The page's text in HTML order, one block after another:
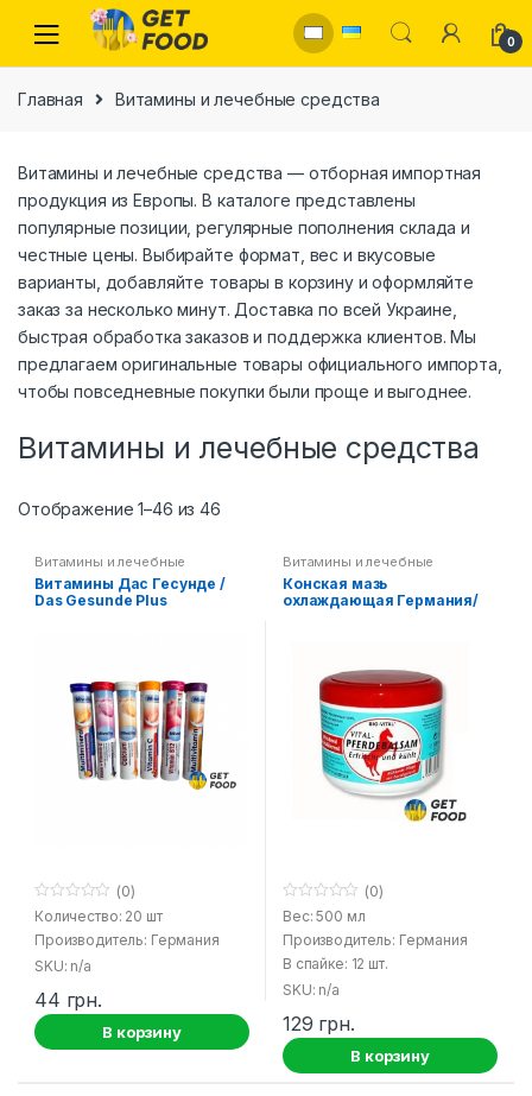
Skip to navigation
Skip to content
0
Главная Витамины и лечебные средства
Витамины и лечебные средства — отборная импортная
продукция из Европы. В каталоге представлены
популярные позиции, регулярные пополнения склада и
честные цены. Выбирайте формат, вес и вкусовые
варианты, добавляйте товары в корзину и оформляйте
заказ за несколько минут. Доставка по всей Украине,
быстрая обработка заказов и поддержка клиентов. Мы
предлагаем оригинальные товары официального импорта,
чтобы повседневные покупки были проще и выгоднее.
Витамины и лечебные средства
Отображение 1–46 из 46
Витамины и лечебные
средства
Витамины Дас Гесунде /
Das Gesunde Plus
0
o
u
o
5
(0)
Количество: 20 шт
Производитель: Германия
SKU: n/a
44 грн.
В корзину
Витамины и лечебные
средства
Конская мазь
охлаждающая Германия/
0
o
u
o
f
5
(0)
Вес: 500 мл
Производитель: Германия
В спайке: 12 шт.
SKU: n/a
129 грн.
В корзину